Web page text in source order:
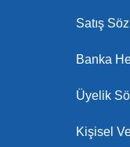
Satış
Banka
Üyelik
Kişisel